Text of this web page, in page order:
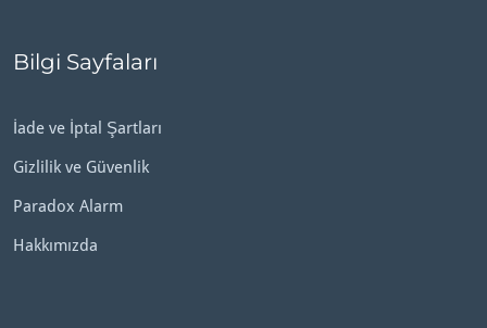
Bilgi Sayfaları
İade ve İptal Şartları
Gizlilik ve Güvenlik
Paradox Alarm
Hakkımızda